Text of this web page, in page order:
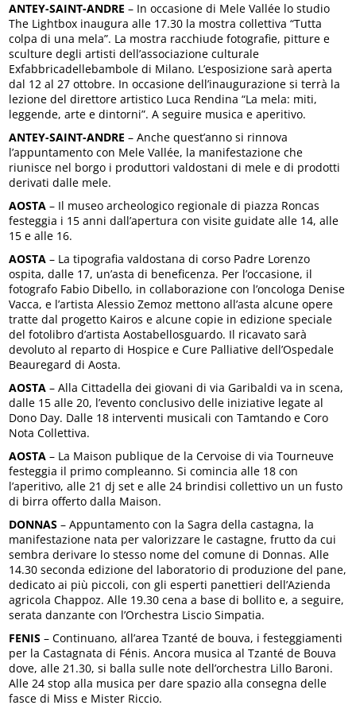
ANTEY-SAINT-ANDRE – In occasione di Mele Vallée lo studio
The Lightbox inaugura alle 17.30 la mostra collettiva “Tutta
colpa di una mela”. La mostra racchiude fotografie, pitture e
sculture degli artisti dell’associazione culturale
Exfabbricadellebambole di Milano. L’esposizione sarà aperta
dal 12 al 27 ottobre. In occasione dell’inaugurazione si terrà la
lezione del direttore artistico Luca Rendina “La mela: miti,
leggende, arte e dintorni”. A seguire musica e aperitivo.
ANTEY-SAINT-ANDRE – Anche quest’anno si rinnova
l’appuntamento con Mele Vallée, la manifestazione che
riunisce nel borgo i produttori valdostani di mele e di prodotti
derivati dalle mele.
AOSTA – Il museo archeologico regionale di piazza Roncas
festeggia i 15 anni dall’apertura con visite guidate alle 14, alle
15 e alle 16.
AOSTA – La tipografia valdostana di corso Padre Lorenzo
ospita, dalle 17, un’asta di beneficenza. Per l’occasione, il
fotografo Fabio Dibello, in collaborazione con l’oncologa Denise
Vacca, e l’artista Alessio Zemoz mettono all’asta alcune opere
tratte dal progetto Kairos e alcune copie in edizione speciale
del fotolibro d’artista Aostabellosguardo. Il ricavato sarà
devoluto al reparto di Hospice e Cure Palliative dell’Ospedale
Beauregard di Aosta.
AOSTA – Alla Cittadella dei giovani di via Garibaldi va in scena,
dalle 15 alle 20, l’evento conclusivo delle iniziative legate al
Dono Day. Dalle 18 interventi musicali con Tamtando e Coro
Nota Collettiva.
AOSTA – La Maison publique de la Cervoise di via Tourneuve
festeggia il primo compleanno. Si comincia alle 18 con
l’aperitivo, alle 21 dj set e alle 24 brindisi collettivo un un fusto
di birra offerto dalla Maison.
DONNAS – Appuntamento con la Sagra della castagna, la
manifestazione nata per valorizzare le castagne, frutto da cui
sembra derivare lo stesso nome del comune di Donnas. Alle
14.30 seconda edizione del laboratorio di produzione del pane,
dedicato ai più piccoli, con gli esperti panettieri dell’Azienda
agricola Chappoz. Alle 19.30 cena a base di bollito e, a seguire,
serata danzante con l’Orchestra Liscio Simpatia.
FENIS – Continuano, all’area Tzanté de bouva, i festeggiamenti
per la Castagnata di Fénis. Ancora musica al Tzanté de Bouva
dove, alle 21.30, si balla sulle note dell’orchestra Lillo Baroni.
Alle 24 stop alla musica per dare spazio alla consegna delle
fasce di Miss e Mister Riccio.